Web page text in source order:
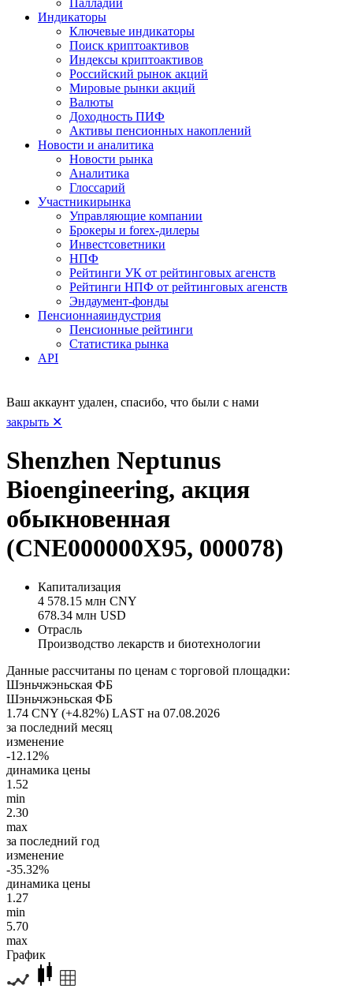
Индикаторы
Ключевые индикаторы
Поиск криптоактивов
Индексы криптоактивов
Российский рынок акций
Мировые рынки акций
Валюты
Доходность ПИФ
Активы пенсионных накоплений
Новости и аналитика
Новости рынка
Аналитика
Глоссарий
Участникирынка
Управляющие компании
Брокеры и forex-дилеры
Инвестсоветники
НПФ
Рейтинги УК от рейтинговых агенств
Рейтинги НПФ от рейтинговых агенств
Эндаумент-фонды
Пенсионнаяиндустрия
Пенсионные рейтинги
Статистика рынка
API
Ваш аккаунт удален, спасибо, что были с нами
закрыть ✕
Shenzhen Neptunus
Bioengineering, акция
обыкновенная
(CNE000000X95, 000078)
Капитализация
4 578.15 млн CNY
678.34 млн USD
Отрасль
Производство лекарств и биотехнологии
Данные рассчитаны по ценам с торговой площадки:
Шэньчжэньская ФБ
Шэньчжэньская ФБ
1.74 CNY (+4.82%) LAST на 07.08.2026
за последний месяц
изменение
-12.12%
динамика цены
1.52
min
2.30
max
за последний год
изменение
-35.32%
динамика цены
1.27
min
5.70
max
График